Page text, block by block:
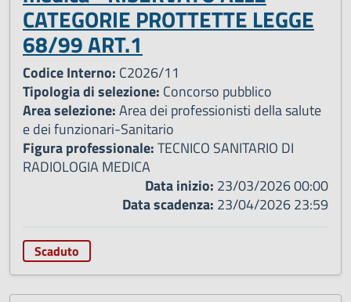
CATEGORIE PROTTETTE LEGGE
68/99 ART.1
Codice Interno: C2026/11
Tipologia di selezione: Concorso pubblico
Area selezione:Area dei professionisti della salute
e dei funzionari-Sanitario
Figura professionale:TECNICO SANITARIO DI
RADIOLOGIA MEDICA
Data inizio: 23/03/2026 00:00
Data scadenza: 23/04/2026 23:59
Scaduto